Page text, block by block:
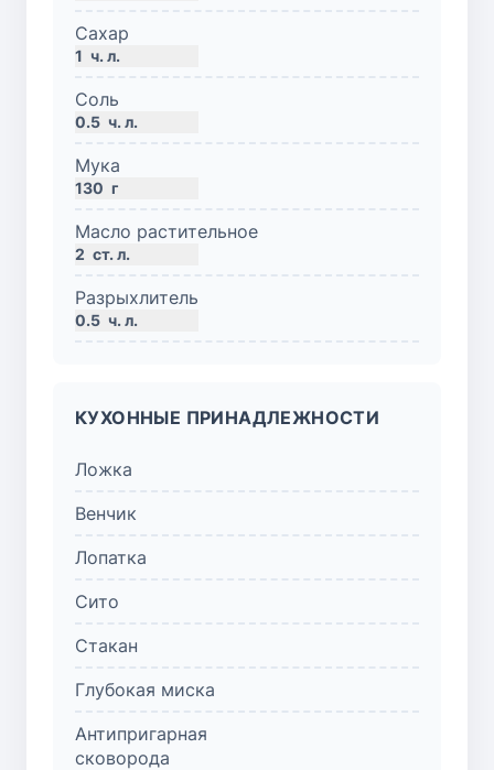
Сахар
1 ч. л.
Соль
0.5 ч. л.
Мука
130 г
Масло растительное
2 ст. л.
Разрыхлитель
0.5 ч. л.
КУХОННЫЕ ПРИНАДЛЕЖНОСТИ
Ложка
Венчик
Лопатка
Сито
Стакан
Глубокая миска
Антипригарная
сковорода